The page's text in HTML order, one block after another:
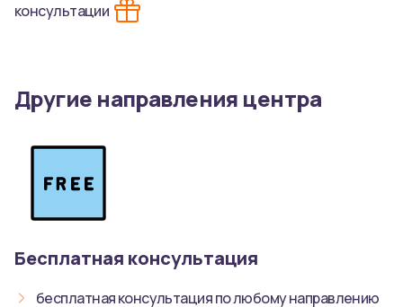
консультации
Другие направления центра
Бесплатная консультация
бесплатная консультация по любому направлению